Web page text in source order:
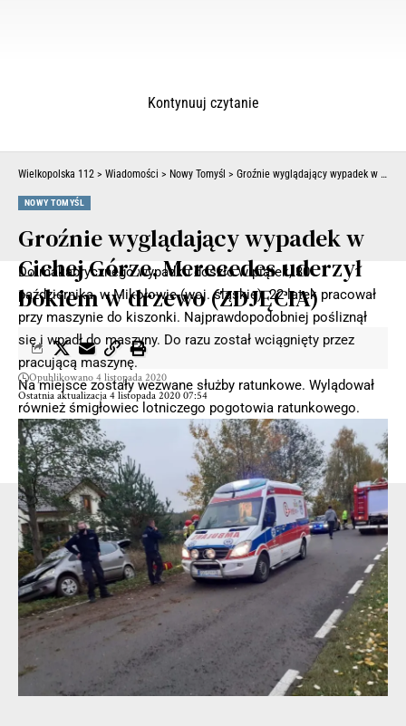
Do makabrycznego wypadku doszło w piątek, 30
października, w Mikołowie (woj. śląskie). 22-latek pracował
przy maszynie do kiszonki. Najprawdopodobniej pośliznął
się i wpadł do maszyny. Do razu został wciągnięty przez
pracującą maszynę.
Na miejsce zostały wezwane służby ratunkowe. Wylądował
również śmigłowiec lotniczego pogotowia ratunkowego.
Ciężko ranny 22-latek został śmigłowcem zabrany do
szpitala.
- Reklama -
Kontynuuj czytanie
Wielkopolska 112 > Wiadomości > Nowy Tomyśl > Groźnie wyglądający wypadek w Cichej Górze. Merecedes uderzył bokiem w drzewo (ZDJĘCIA)
NOWY TOMYŚL
Groźnie wyglądający wypadek w
Cichej Górze. Merecedes uderzył
bokiem w drzewo (ZDJĘCIA)
Ostatnia aktualizacja 4 listopada 2020 07:54
Opublikowano 4 listopada 2020